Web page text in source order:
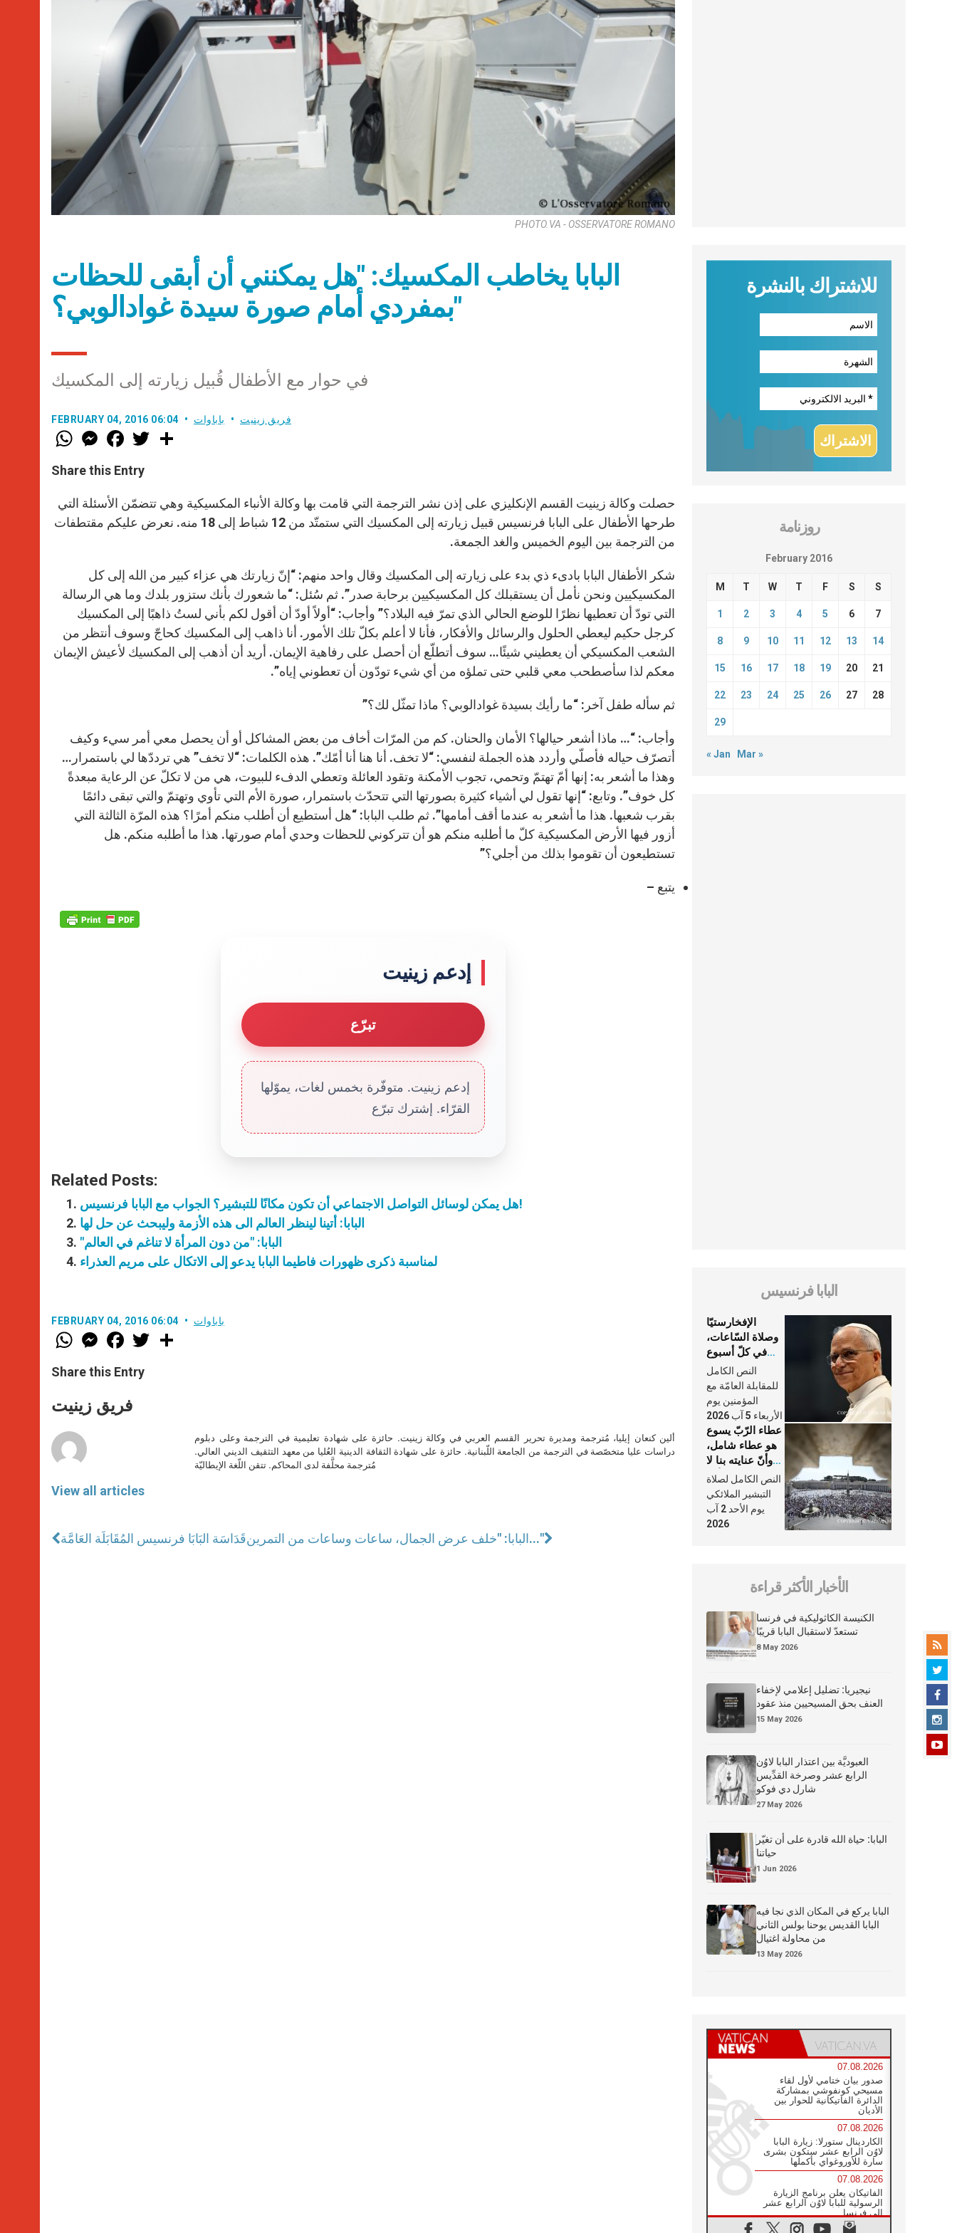
PHOTO.VA - OSSERVATORE ROMANO
البابا يخاطب المكسيك: "هل يمكنني أن أبقى للحظات
بمفردي أمام صورة سيدة غوادالوبي؟"
في حوار مع الأطفال قُبيل زيارته إلى المكسيك
FEBRUARY 04, 2016 06:04 فريق زينيت باباوات
W
h
t
s
p
p
M
e
s
e
g
e
r
F
a
e
b
o
k
w
r
Share this Entry
حصلت وكالة زينيت القسم الإنكليزي على إذن نشر الترجمة التي قامت بها وكالة الأنباء المكسيكية وهي تتضمّن الأسئلة التي
طرحها الأطفال على البابا فرنسيس قبيل زيارته إلى المكسيك التي ستمتّد من 12 شباط إلى 18 منه. نعرض عليكم مقتطفات
من الترجمة بين اليوم الخميس والغد الجمعة.
شكر الأطفال البابا بادىء ذي بدء على زيارته إلى المكسيك وقال واحد منهم: “إنّ زيارتك هي عزاء كبير من الله إلى كل
المكسيكيين ونحن نأمل أن يستقبلك كل المكسيكيين برحابة صدر”. ثم سُئل: “ما شعورك بأنك ستزور بلدك وما هي الرسالة
التي تودّ أن تعطيها نظرًا للوضع الحالي الذي تمرّ فيه البلاد؟” وأجاب: “أولاً أودّ أن أقول لكم بأني لستُ ذاهبًا إلى المكسيك
كرجل حكيم ليعطي الحلول والرسائل والأفكار، فأنا لا أعلم بكلّ تلك الأمور. أنا ذاهب إلى المكسيك كحاجّ وسوف أنتظر من
الشعب المكسيكي أن يعطيني شيئًا… سوف أتطلّع أن أحصل على رفاهية الإيمان. أريد أن أذهب إلى المكسيك لأعيش الإيمان
معكم لذا سأصطحب معي قلبي حتى تملؤه من أي شيء تودّون أن تعطوني إياه”.
ثم سأله طفل آخر: “ما رأيك بسيدة غوادالوبي؟ ماذا تمثّل لك؟”
وأجاب: “… ماذا أشعر حيالها؟ الأمان والحنان. كم من المرّات أخاف من بعض المشاكل أو أن يحصل معي أمر سيء وكيف
أتصرّف حياله فأصلّي وأردد هذه الجملة لنفسي: “لا تخف. أنا هنا أنا أمّك”. هذه الكلمات: “لا تخف” هي ترددّها لي باستمرار…
وهذا ما أشعر به: إنها أمّ تهتمّ وتحمي، تجوب الأمكنة وتقود العائلة وتعطي الدفء للبيوت، هي من لا تكلّ عن الرعاية مبعدةً
كل خوف”. وتابع: “إنها تقول لي أشياء كثيرة بصورتها التي تتحدّث باستمرار، صورة الأم التي تأوي وتهتمّ والتي تبقى دائمًا
بقرب شعبها. هذا ما أشعر به عندما أقف أمامها”. ثم طلب البابا: “هل أستطيع أن أطلب منكم أمرًا؟ هذه المرّة الثالثة التي
أزور فيها الأرض المكسيكية كلّ ما أطلبه منكم هو أن تتركوني للحظات وحدي أمام صورتها. هذا ما أطلبه منكم. هل
تستطيعون أن تقوموا بذلك من أجلي؟”
يتبع –
إدعم زينيت
تبرّع
إدعم زينيت. متوفّرة بخمس لغات، يموّلها
القرّاء. إشترك تبرّع
Related Posts:
هل يمكن لوسائل التواصل الاجتماعي أن تكون مكانًا للتبشير؟ الجواب مع البابا فرنسيس!
البابا: أتينا لينظر العالم الى هذه الأزمة وليبحث عن حل لها
"البابا: "من دون المرأة لا تناغم في العالم
لمناسبة ذكرى ظهورات فاطيما البابا يدعو إلى الاتكال على مريم العذراء
FEBRUARY 04, 2016 06:04 باباوات
W
h
t
s
p
p
M
e
s
e
g
e
F
a
e
b
o
k
w
Share this Entry
فريق زينيت
View all articles
ألين كنعان إيليا، مُترجمة ومديرة تحرير القسم العربي في وكالة زينيت. حائزة على شهادة تعليمية في الترجمة وعلى دبلوم
دراسات عليا متخصّصة في الترجمة من الجامعة اللّبنانية. حائزة على شهادة الثقافة الدينية العُليا من معهد التثقيف الديني العالي.
مُترجمة محلَّفة لدى المحاكم. تتقن اللّغة الإيطاليّة
قَدَاسَة البَابَا فرنسيس المُقَابَلَة العَامَّة البابا: "خلف عرض الجمال، ساعات وساعات من التمرين..."
للاشتراك بالنشرة
روزنامة
February 2016
M T W T F S S
1 2 3 4 5 6 7
8 9 10 11 12 13 14
15 16 17 18 19 20 21
22 23 24 25 26 27 28
29
« Jan Mar »
البابا فرنسيس
الإفخارستيّا
وصلاة السّاعات،
في كلّ أسبوع
وكلّ يوم، هما
النَّفَس في حياة
الكنيسة
النص الكامل
للمقابلة العامّة مع
المؤمنين يوم
الأربعاء 5 آب 2026
عطاء الرّبّ يسوع
هو عطاء شامل،
وأنّ عنايته بنا لا
تغيب عنّا أبدًا
النص الكامل لصلاة
التبشير الملائكي
يوم الأحد 2 آب
2026
الأخبار الأكثر قراءة
الكنيسة الكاثوليكية في فرنسا
تستعدّ لاستقبال البابا قريبًا
8 May 2026
نيجيريا: تضليل إعلامي لإخفاء
العنف بحق المسيحيين منذ عقود
15 May 2026
العبوديَّة بين اعتذار البابا لاوُن
الرابع عشر وصرخة القدِّيس
شارل دي فوكو
27 May 2026
البابا: حياة الله قادرة على أن تغيّر
حياتنا
1 Jun 2026
البابا يركع في المكان الذي نجا فيه
البابا القديس يوحنا بولس الثاني
من محاولة اغتيال
13 May 2026
07.08.2026
صدور بيان ختامي لأول لقاء
مسيحي كونفوشي بمشاركة
الدائرة الفاتيكانية للحوار بين
الأديان
07.08.2026
الكاردينال ستورلا: زيارة البابا
لاوُن الرابع عشر ستكون بشرى
سارة للأوروغواي بأكملها
07.08.2026
الفاتيكان يعلن برنامج الزيارة
الرسولية للبابا لاوُن الرابع عشر
إلى فرنسا
07.08.2026